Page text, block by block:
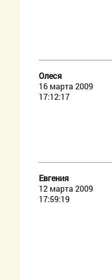
Олеся
16 марта 2009
17:12:17
Евгения
12 марта 2009
17:59:19